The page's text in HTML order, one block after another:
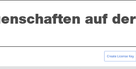
auf der